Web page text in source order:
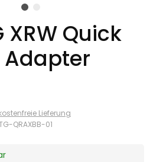
XRW Quick
Adapter
Lieferung
QRAXBB-01